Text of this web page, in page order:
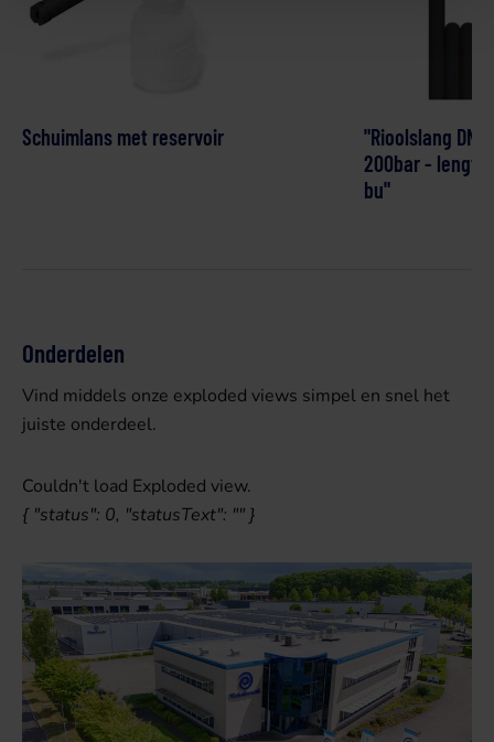
Schuimlans met reservoir
"Rioolslang
200bar -
bu"
Onderdelen
Vind middels onze exploded views simpel en snel het
juiste onderdeel.
Couldn't load Exploded view.
{ "status": 0, "statusText": "" }